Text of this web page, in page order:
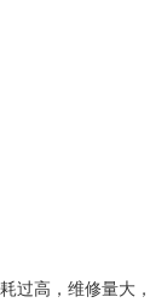
过高，维修量大